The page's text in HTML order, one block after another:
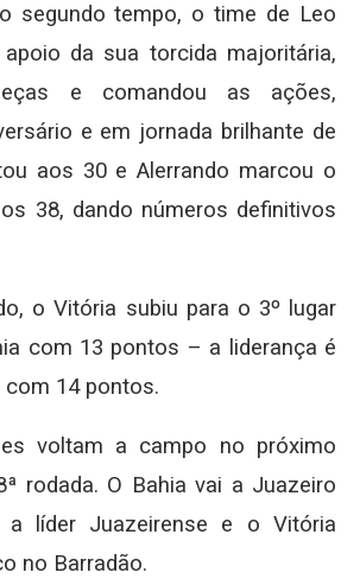
segundo tempo, o time de Leo
da sua torcida majoritária,
e comandou as ações,
e em jornada brilhante de
aos 30 e Alerrando marcou o
38, dando números definitivos
o Vitória subiu para o 3º lugar
com 13 pontos – a liderança é
14 pontos.
voltam a campo no próximo
rodada. O Bahia vai a Juazeiro
a líder Juazeirense e o Vitória
no Barradão.